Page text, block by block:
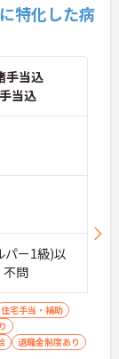
特化した病
手当込
当込
ー1級)以
不問
住宅手当・補助
退職金制度あり